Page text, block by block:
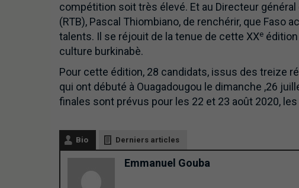
compétition soit très élevé. Et au Directeur
(RTB), Pascal Thiombiano, de renchérir, que Faso
talents. Il se réjouit de la tenue de cette XXeédition
culture burkinabè.
Pour cette édition, 28 candidats, issus des treize
qui ont débuté à Ouagadougou le dimanche ,26
finales sont prévus pour les 22 et 23 août 2020,
Bio Derniers articles
Emmanuel Gouba